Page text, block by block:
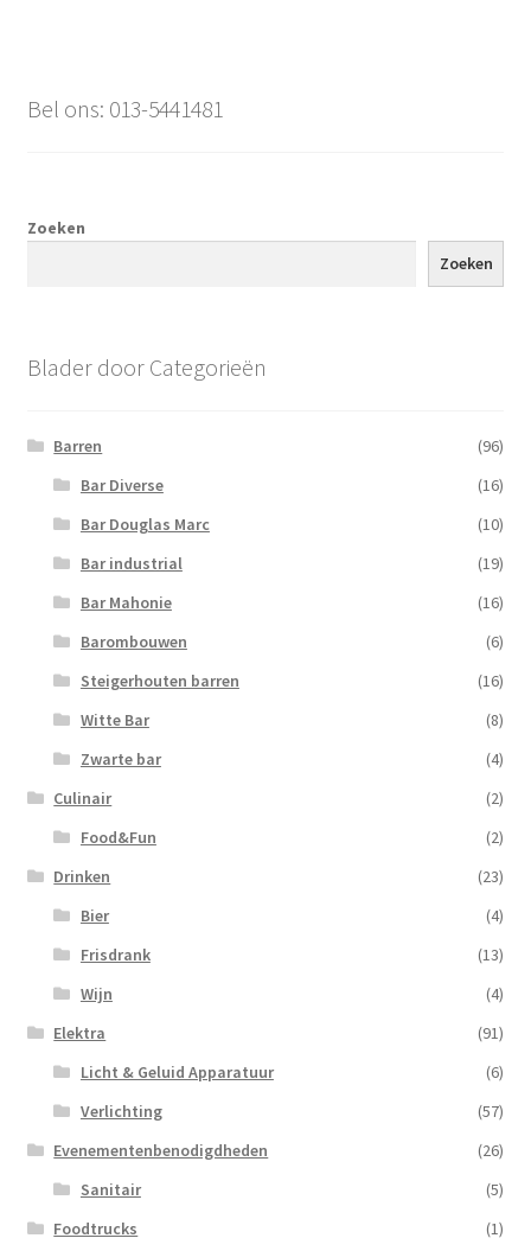
Bel ons: 013-5441481
Zoeken
Zoeken
Blader door Categorieën
Barren
(96)
Bar Diverse
(16)
Bar Douglas Marc
(10)
Bar industrial
(19)
Bar Mahonie
(16)
Barombouwen
(6)
Steigerhouten barren
(16)
Witte Bar
(8)
Zwarte bar
(4)
Culinair
(2)
Food&Fun
(2)
Drinken
(23)
Bier
(4)
Frisdrank
(13)
Wijn
(4)
Elektra
(91)
Licht & Geluid Apparatuur
(6)
Verlichting
(57)
Evenementenbenodigdheden
(26)
Sanitair
(5)
Foodtrucks
(1)